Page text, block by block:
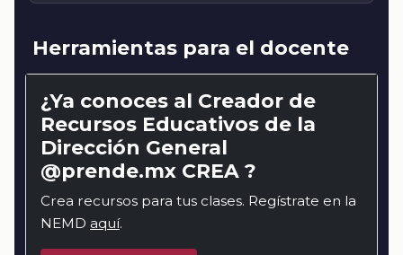
Herramientas para el docente
¿Ya conoces al Creador de
Recursos Educativos de la
Dirección General
@prende.mx CREA ?
Crea recursos para tus clases. Regístrate en la
NEMD aquí.